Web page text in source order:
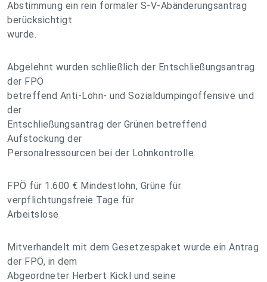
Abstimmung ein rein formaler S-V-Abänderungsantrag
berücksichtigt
wurde.
Abgelehnt wurden schließlich der Entschließungsantrag
der FPÖ
betreffend Anti-Lohn- und Sozialdumpingoffensive und
der
Entschließungsantrag der Grünen betreffend
Aufstockung der
Personalressourcen bei der Lohnkontrolle.
FPÖ für 1.600 € Mindestlohn, Grüne für
verpflichtungsfreie Tage für
Arbeitslose
Mitverhandelt mit dem Gesetzespaket wurde ein Antrag
der FPÖ, in dem
Abgeordneter Herbert Kickl und seine